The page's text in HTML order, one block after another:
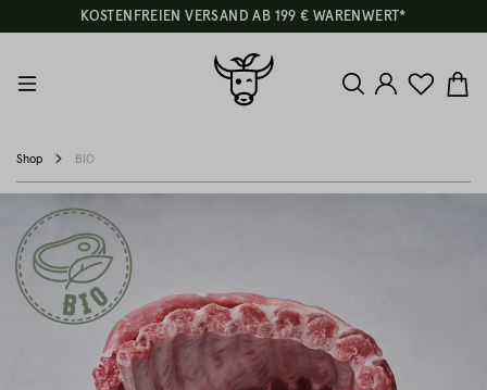
KOSTENFREIEN VERSAND AB 199 € WARENWERT*
Shop BIO